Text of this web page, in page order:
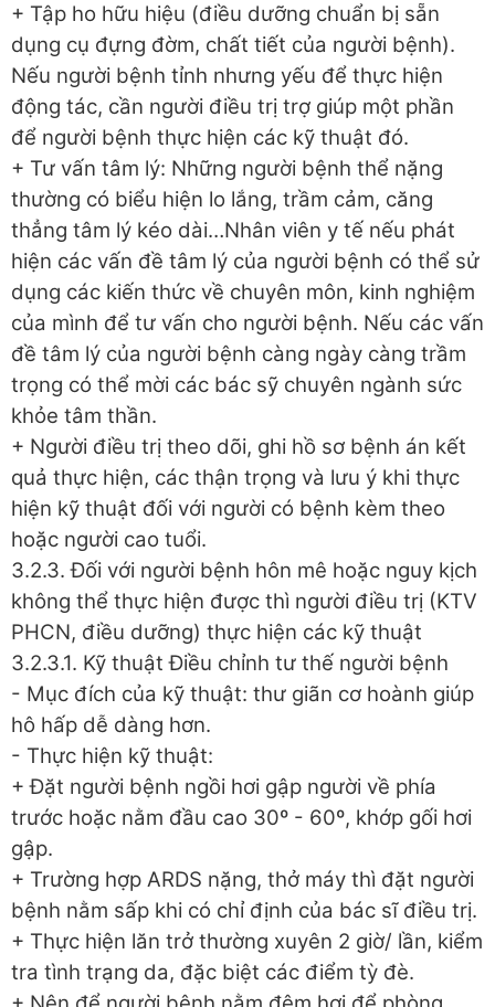
+ Tập ho hữu hiệu (điều dưỡng chuẩn bị sẵn
dụng cụ đựng đờm, chất tiết của người bệnh).
Nếu người bệnh tỉnh nhưng yếu để thực hiện
động tác, cần người điều trị trợ giúp một phần
để người bệnh thực hiện các kỹ thuật đó.
+ Tư vấn tâm lý: Những người bệnh thể nặng
thường có biểu hiện lo lắng, trầm cảm, căng
thẳng tâm lý kéo dài…Nhân viên y tế nếu phát
hiện các vấn đề tâm lý của người bệnh có thể sử
dụng các kiến thức về chuyên môn, kinh nghiệm
của mình để tư vấn cho người bệnh. Nếu các vấn
đề tâm lý của người bệnh càng ngày càng trầm
trọng có thể mời các bác sỹ chuyên ngành sức
khỏe tâm thần.
+ Người điều trị theo dõi, ghi hồ sơ bệnh án kết
quả thực hiện, các thận trọng và lưu ý khi thực
hiện kỹ thuật đối với người có bệnh kèm theo
hoặc người cao tuổi.
3.2.3. Đối với người bệnh hôn mê hoặc nguy kịch
không thể thực hiện được thì người điều trị (KTV
PHCN, điều dưỡng) thực hiện các kỹ thuật
3.2.3.1. Kỹ thuật Điều chỉnh tư thế người bệnh
- Mục đích của kỹ thuật: thư giãn cơ hoành giúp
hô hấp dễ dàng hơn.
- Thực hiện kỹ thuật:
+ Đặt người bệnh ngồi hơi gập người về phía
trước hoặc nằm đầu cao 30º - 60º, khớp gối hơi
gập.
+ Trường hợp ARDS nặng, thở máy thì đặt người
bệnh nằm sấp khi có chỉ định của bác sĩ điều trị.
+ Thực hiện lăn trở thường xuyên 2 giờ/ lần, kiểm
tra tình trạng da, đặc biệt các điểm tỳ đè.